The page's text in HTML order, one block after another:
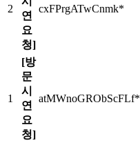
2
연
요
청]
cxFPrgATwCnmk*
1
[방
문
시
연
요
청]
atMWnoGRObScFLf*